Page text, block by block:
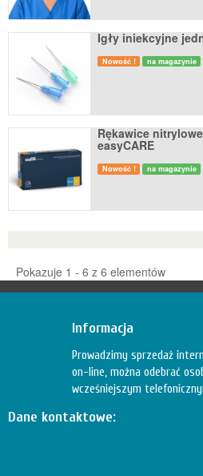
Igły iniekcyjne
Nowość ! na magazynie
Rękawice nitrylowe
easyCARE
Nowość ! na magazynie
Pokazuje 1 - 6 z 6 elementów
Informacja
Prowadzimy sprzedaż
on-line, można odebrać
wcześniejszym
Dane kontaktowe: